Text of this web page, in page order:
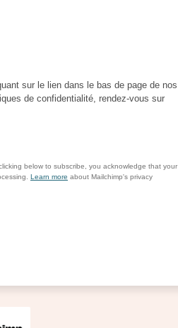
sur le lien dans le bas de page de nos
de confidentialité, rendez-vous sur
below to subscribe, you acknowledge that your
Learn more about Mailchimp's privacy